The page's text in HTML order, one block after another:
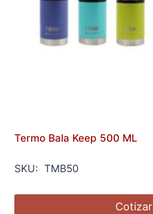
Termo Bala Keep 500 ML
SKU: TMB50
Cotizar